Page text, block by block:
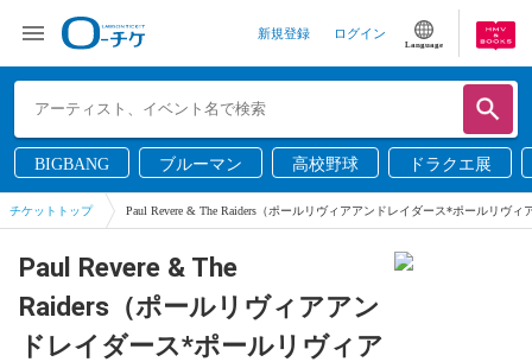
新規登録 ログイン
Language
BIGBANG ブルーマン 高校野球 ドラクエ展
チケットトップ Paul Revere & The Raiders（ポールリヴィアアンドレイダース*ポールリヴ
Paul Revere & The
Raiders（ポールリヴィアアン
ドレイダース*ポールリヴィア